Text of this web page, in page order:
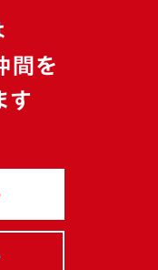
駐在経験
プ
間を
す